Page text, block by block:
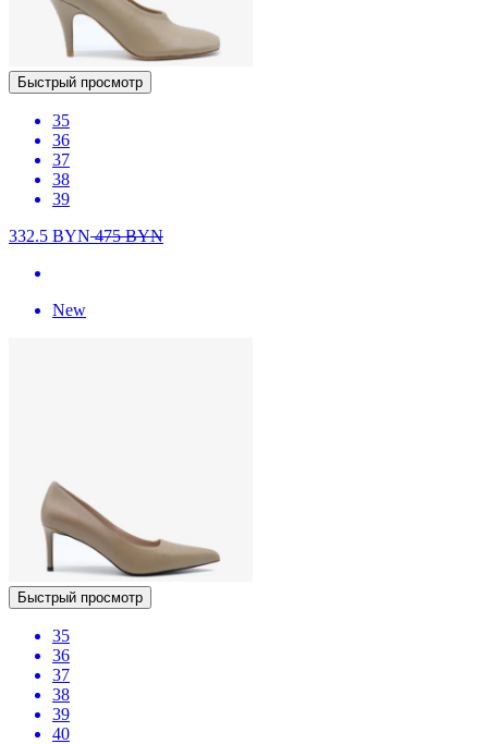
Быстрый просмотр
35
36
37
38
39
332.5 BYN475BYN
New
Быстрый просмотр
35
36
37
38
39
40